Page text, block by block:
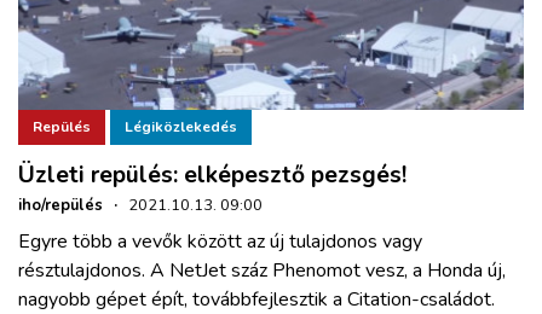
Repülés Légiközlekedés
Üzleti repülés: elképesztő pezsgés!
iho/repülés · 2021.10.13. 09:00
Egyre több a vevők között az új tulajdonos vagy
résztulajdonos. A NetJet száz Phenomot vesz, a Honda új,
nagyobb gépet épít, továbbfejlesztik a Citation-családot.